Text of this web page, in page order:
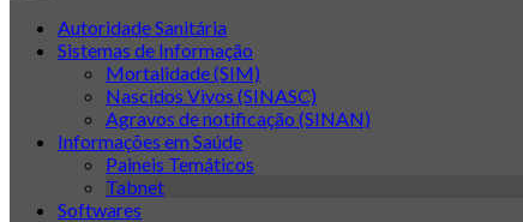
Autoridade Sanitária
Sistemas de Informação
Mortalidade (SIM)
Nascidos Vivos (SINASC)
Agravos de notificação (SINAN)
Informações em Saúde
Paineis Temáticos
Tabnet
Softwares